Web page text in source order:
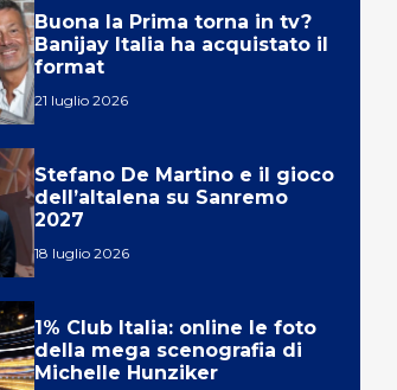
Buona la Prima torna in tv?
Banijay Italia ha acquistato il
format
21 luglio 2026
Stefano De Martino e il gioco
dell’altalena su Sanremo
2027
18 luglio 2026
1% Club Italia: online le foto
della mega scenografia di
Michelle Hunziker